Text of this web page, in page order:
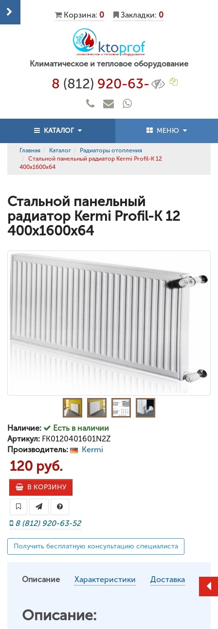
Корзина: 0 Закладки: 0
Климатическое и тепловое оборудование
8 (812) 920-63-
КАТАЛОГ МЕНЮ
Главная Каталог
Радиаторы отопления
Стальной панельный радиатор Kermi Profil-K 12
400x1600x64
Стальной панельный
радиатор Kermi Profil-K 12
400x1600x64
Наличие:
Есть в наличии
Артикул: FK0120401601N2Z
Производитель:
Kermi
120 руб.
В КОРЗИНУ
8 (812) 920-63-52
Получить бесплатную консультацию специалиста
Описание Характеристики Доставка
Описание: